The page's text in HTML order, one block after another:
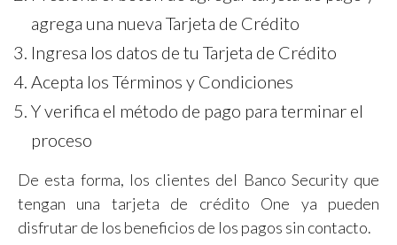
agrega una nueva Tarjeta de Crédito
Ingresa los datos de tu Tarjeta de Crédito
Acepta los Términos y Condiciones
Y verifica el método de pago para terminar el
proceso
De esta forma, los clientes del Banco Security que
tengan una tarjeta de crédito One ya pueden
disfrutar de los beneficios de los pagos sin contacto.